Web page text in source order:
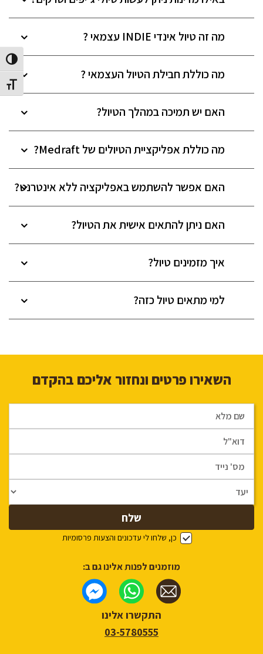
מתג
מה זה טיול אינדי INDIE עצמאי ?
מה כוללת חבילת הטיול העצמאי ?
האם יש תמיכה במהלך הטיול?
מה כוללת אפליקציית הטיולים של Medraft?
האם אפשר להשתמש באפליקציה ללא אינטרנט?
האם ניתן להתאים אישית את הטיול?
איך מזמינים טיול?
למי מתאים טיול כזה?
השאירו פרטים ונחזור אליכם בהקדם
כן, שלחו לי עדכונים והצעות פרסומיות
מוזמנים לפנות אלינו גם ב:
התקשרו אלינו
03-5780555